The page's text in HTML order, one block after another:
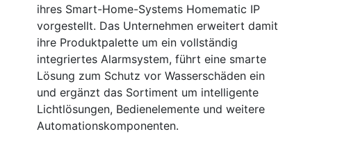
ihres Smart-Home-Systems Homematic IP
vorgestellt. Das Unternehmen erweitert damit
ihre Produktpalette um ein vollständig
integriertes Alarmsystem, führt eine smarte
Lösung zum Schutz vor Wasserschäden ein
und ergänzt das Sortiment um intelligente
Lichtlösungen, Bedienelemente und weitere
Automationskomponenten.